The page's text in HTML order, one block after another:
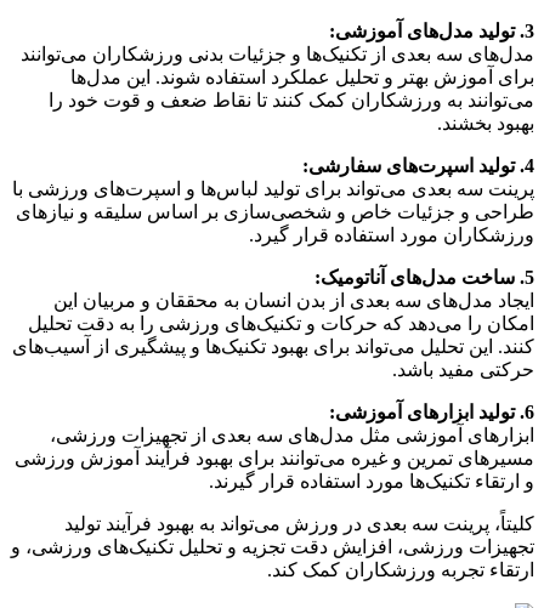
3. تولید مدل‌های آموزشی:
مدل‌های سه بعدی از تکنیک‌ها و جزئیات بدنی ورزشکاران می‌توانند
برای آموزش بهتر و تحلیل عملکرد استفاده شوند. این مدل‌ها
می‌توانند به ورزشکاران کمک کنند تا نقاط ضعف و قوت خود را
بهبود بخشند.
4. تولید اسپرت‌های سفارشی:
پرینت سه بعدی می‌تواند برای تولید لباس‌ها و اسپرت‌های ورزشی با
طراحی و جزئیات خاص و شخصی‌سازی بر اساس سلیقه و نیازهای
ورزشکاران مورد استفاده قرار گیرد.
5. ساخت مدل‌های آناتومیک:
ایجاد مدل‌های سه بعدی از بدن انسان به محققان و مربیان این
امکان را می‌دهد که حرکات و تکنیک‌های ورزشی را به دقت تحلیل
کنند. این تحلیل می‌تواند برای بهبود تکنیک‌ها و پیشگیری از آسیب‌های
حرکتی مفید باشد.
6. تولید ابزارهای آموزشی:
ابزارهای آموزشی مثل مدل‌های سه بعدی از تجهیزات ورزشی،
مسیرهای تمرین و غیره می‌توانند برای بهبود فرآیند آموزش ورزشی
و ارتقاء تکنیک‌ها مورد استفاده قرار گیرند.
کلیتاً، پرینت سه بعدی در ورزش می‌تواند به بهبود فرآیند تولید
تجهیزات ورزشی، افزایش دقت تجزیه و تحلیل تکنیک‌های ورزشی، و
ارتقاء تجربه ورزشکاران کمک کند.